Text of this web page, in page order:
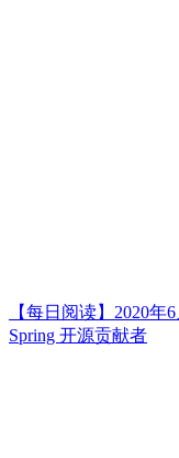
【每日阅读】2020
Spring 开源贡献者